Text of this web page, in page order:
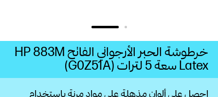
احصل على ألوان مذهلة على مواد مرنة باستخدام
Latex‏ سعة 5‏ لترات (G0Z51A)